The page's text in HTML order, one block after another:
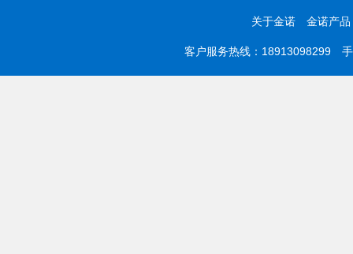
关于金诺 金诺产品
客户服务热线：18913098299